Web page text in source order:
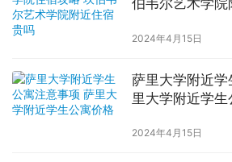
伯韦尔艺术学
2024年4月15日
萨里大学附近
里大学附近学生
2024年4月15日